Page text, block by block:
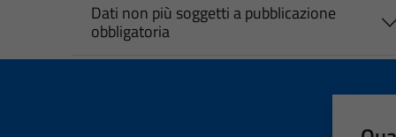
Dati non più soggetti a pubblicazione
obbligatoria